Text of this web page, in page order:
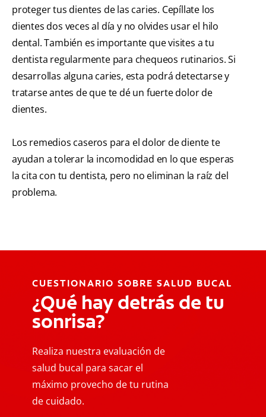
proteger tus dientes de las caries. Cepíllate los
dientes dos veces al día y no olvides usar el hilo
dental. También es importante que visites a tu
dentista regularmente para chequeos rutinarios. Si
desarrollas alguna caries, esta podrá detectarse y
tratarse antes de que te dé un fuerte dolor de
dientes.
Los remedios caseros para el dolor de diente te
ayudan a tolerar la incomodidad en lo que esperas
la cita con tu dentista, pero no eliminan la raíz del
problema.
CUESTIONARIO SOBRE SALUD BUCAL
¿Qué hay detrás de tu
sonrisa?
Realiza nuestra evaluación de
salud bucal para sacar el
máximo provecho de tu rutina
de cuidado.